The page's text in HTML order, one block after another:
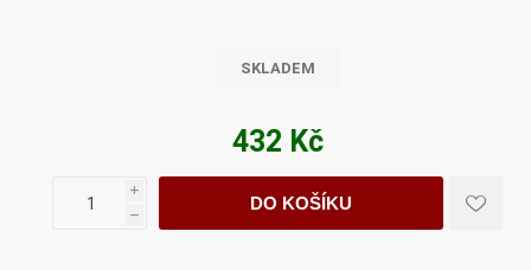
SKLADEM
432 Kč
i
h
DO KOŠÍKU